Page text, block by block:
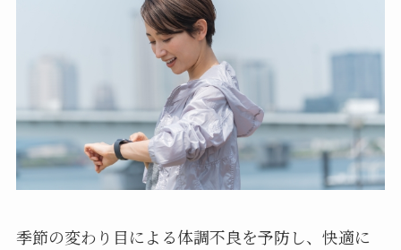
季節の変わり目による体調不良を予防し、快適に